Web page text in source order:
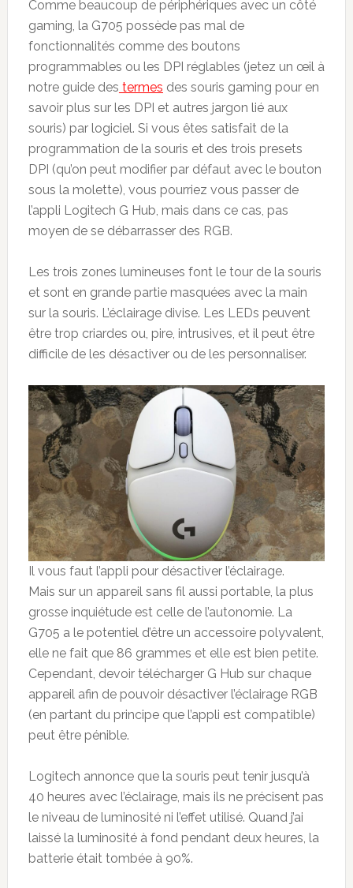
Comme beaucoup de périphériques avec un côté
gaming, la G705 possède pas mal de
fonctionnalités comme des boutons
programmables ou les DPI réglables (jetez un œil à
notre guide des termes des souris gaming pour en
savoir plus sur les DPI et autres jargon lié aux
souris) par logiciel. Si vous êtes satisfait de la
programmation de la souris et des trois presets
DPI (qu’on peut modifier par défaut avec le bouton
sous la molette), vous pourriez vous passer de
l’appli Logitech G Hub, mais dans ce cas, pas
moyen de se débarrasser des RGB.
Les trois zones lumineuses font le tour de la souris
et sont en grande partie masquées avec la main
sur la souris. L’éclairage divise. Les LEDs peuvent
être trop criardes ou, pire, intrusives, et il peut être
difficile de les désactiver ou de les personnaliser.
Il vous faut l’appli pour désactiver l’éclairage.
Mais sur un appareil sans fil aussi portable, la plus
grosse inquiétude est celle de l’autonomie. La
G705 a le potentiel d’être un accessoire polyvalent,
elle ne fait que 86 grammes et elle est bien petite.
Cependant, devoir télécharger G Hub sur chaque
appareil afin de pouvoir désactiver l’éclairage RGB
(en partant du principe que l’appli est compatible)
peut être pénible.
Logitech annonce que la souris peut tenir jusqu’à
40 heures avec l’éclairage, mais ils ne précisent pas
le niveau de luminosité ni l’effet utilisé. Quand j’ai
laissé la luminosité à fond pendant deux heures, la
batterie était tombée à 90%.